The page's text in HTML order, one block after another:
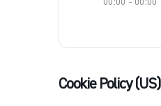
00:00 - 00:00
Cookie Policy (US)